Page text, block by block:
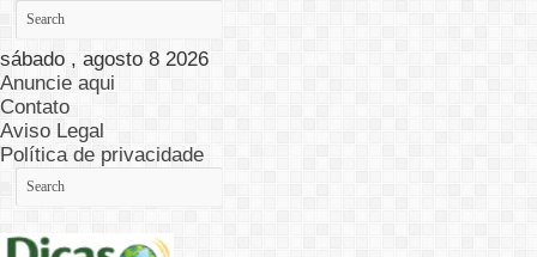
sábado , agosto 8 2026
Anuncie aqui
Contato
Aviso Legal
Política de privacidade